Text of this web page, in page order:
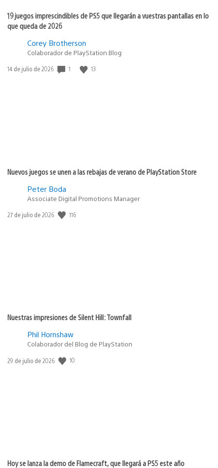
19 juegos imprescindibles de PS5 que llegarán a vuestras pantallas en lo
que queda de 2026
Corey Brotherson
Colaborador de PlayStation Blog
Fecha
14 de julio de 2026 1 13
Nuevos juegos se unen a las rebajas de verano de PlayStation Store
Peter Boda
Associate Digital Promotions Manager
Fecha
27 de julio de 2026 116
Nuestras impresiones de Silent Hill: Townfall
Phil Hornshaw
Colaborador del Blog de PlayStation
Fecha
29 de julio de 2026 10
Hoy se lanza la demo de Flamecraft, que llegará a PS5 este año